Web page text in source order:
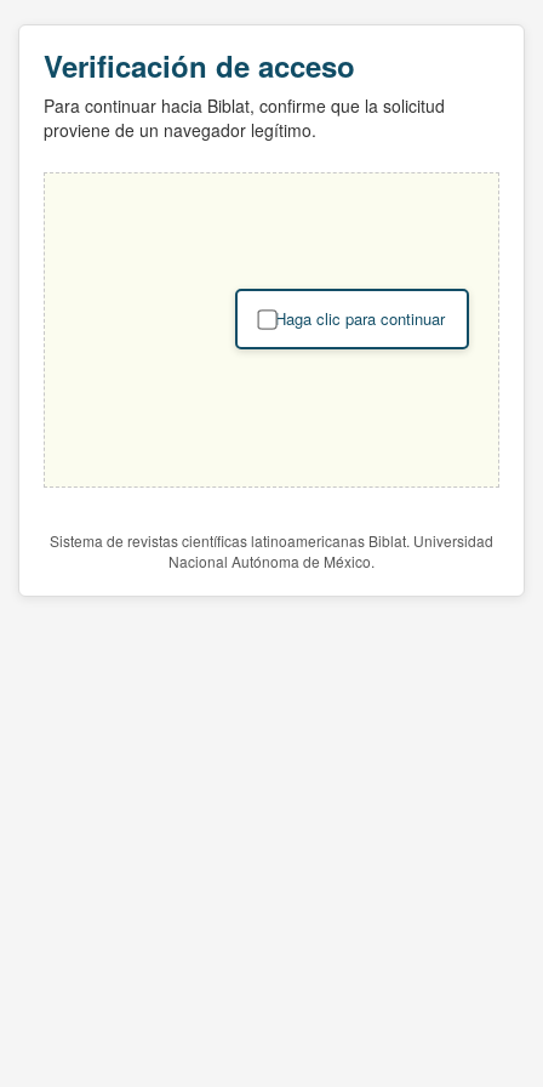
Verificación de acceso
Para continuar hacia Biblat, confirme que la solicitud
proviene de un navegador legítimo.
Haga clic para continuar
Sistema de revistas científicas latinoamericanas Biblat. Universidad
Nacional Autónoma de México.